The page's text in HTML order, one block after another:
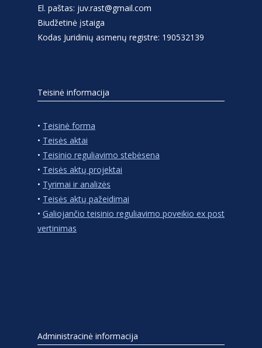
El. paštas: juv.rast@gmail.com
Biudžetinė įstaiga
Kodas Juridinių asmenų registre: 190532139
Teisinė informacija
• Teisinė forma
• Teisės aktai
• Teisinio reguliavimo stebėsena
• Teisės aktų projektai
• Tyrimai ir analizės
• Teisės aktų pažeidimai
• Galiojančio teisinio reguliavimo poveikio ex post
vertinimas
Administracinė informacija